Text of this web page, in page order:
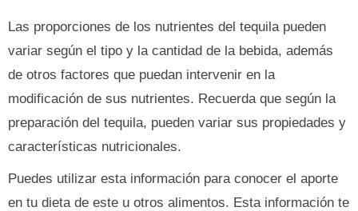
Las proporciones de los nutrientes del tequila pueden
variar según el tipo y la cantidad de la bebida, además
de otros factores que puedan intervenir en la
modificación de sus nutrientes. Recuerda que según la
preparación del tequila, pueden variar sus propiedades y
características nutricionales.
Puedes utilizar esta información para conocer el aporte
en tu dieta de este u otros alimentos. Esta información te